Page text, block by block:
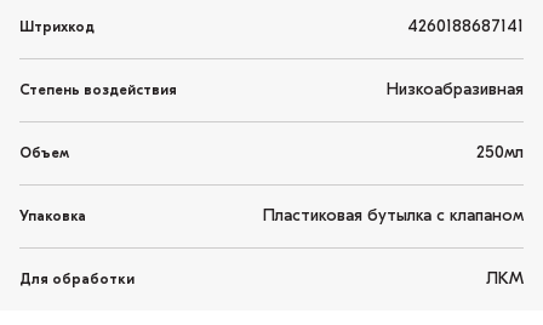
Штрихкод 4260188687141
Степень воздействия Низкоабразивная
Объем 250мл
Упаковка Пластиковая бутылка с клапаном
Для обработки ЛКМ